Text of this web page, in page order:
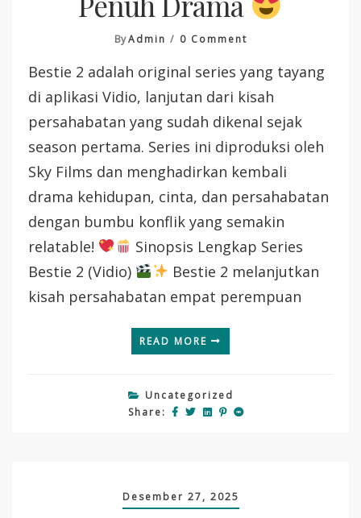
ByAdmin 0 CommentOn
Bestie
2
—
Kisah
Persahabatan
Yang
Lebih
Dalam,
Dan
Penuh
Drama
Bestie 2 adalah original series yang tayang
di aplikasi Vidio, lanjutan dari kisah
persahabatan yang sudah dikenal sejak
season pertama. Series ini diproduksi oleh
Sky Films dan menghadirkan kembali
drama kehidupan, cinta, dan persahabatan
dengan bumbu konflik yang semakin
relatable!
Sinopsis Lengkap Series
Bestie 2 (Vidio)
Bestie 2 melanjutkan
kisah persahabatan empat perempuan
READ MORE
Uncategorized
Share:
Desember 27, 2025